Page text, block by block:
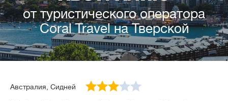
от туристического оператора
Coral Travel на Тверской
Австралия, Сидней